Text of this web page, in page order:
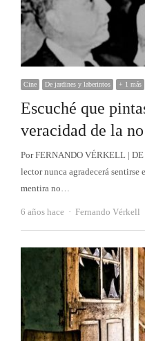
Cine De jardines y laberintos + 1 más
Escuché que
veracidad de la
Por FERNANDO VÉRKELL |
lector nunca agradecerá
mentira no…
6 años hace Autor
Fernando Vérkell